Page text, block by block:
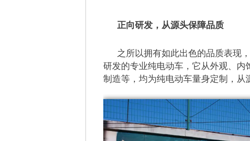
正向研发，从源头保障品质
之所以拥有如此出色的品质表现
研发的专业纯电动车，它从外观、内
制造等，均为纯电动车量身定制，从